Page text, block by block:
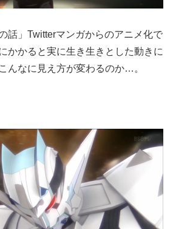
話」Twitterマンガからのアニメ化で
かかると実に生き生きとした動きに
んなに見え方が変わるのか…。